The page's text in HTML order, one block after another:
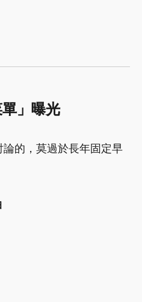
」曝光
的，莫過於長年固定早